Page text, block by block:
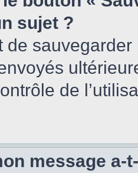
sujet ?
de
de
message a-